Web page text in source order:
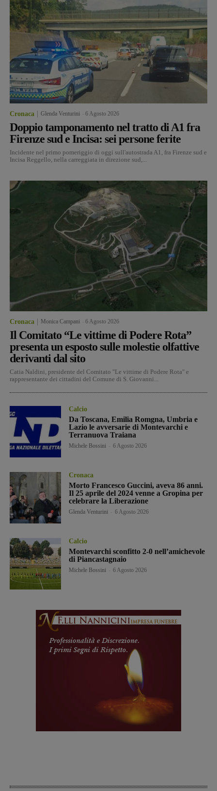
Cronaca Glenda Venturini 6 Agosto 2026
Doppio tamponamento nel tratto di A1 fra
Firenze sud e Incisa: sei persone ferite
Incidente nel primo pomeriggio di oggi sull'autostrada A1, fra Firenze sud e
Incisa Reggello, nella carreggiata in direzione sud,...
Cronaca Monica Campani 6 Agosto 2026
Il Comitato “Le vittime di Podere Rota”
presenta un esposto sulle molestie olfattive
derivanti dal sito
Catia Naldini, presidente del Comitato "Le vittime di Podere Rota" e
rappresentante dei cittadini del Comune di S. Giovanni...
Calcio
Da Toscana, Emilia Romgna, Umbria e
Lazio le avversarie di Montevarchi e
Terranuova Traiana
Michele Bossini 6 Agosto 2026
Cronaca
Morto Francesco Guccini, aveva 86 anni.
Il 25 aprile del 2024 venne a Gropina per
celebrare la Liberazione
Glenda Venturini 6 Agosto 2026
Calcio
Montevarchi sconfitto 2-0 nell’amichevole
di Piancastagnaio
Michele Bossini 6 Agosto 2026